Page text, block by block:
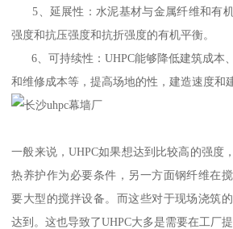
5、延展性：水泥基材与金属纤维和有
强度和抗压强度和抗折强度的有机平衡。
6、可持续性：UHPC能够降低建筑成本
和维修成本等，提高场地的性，建造速度和
一般来说，UHPC如果想达到比较高的强度
热养护作为必要条件，另一方面钢纤维在
要大型的搅拌设备。而这些对于现场浇筑
达到。这也导致了UHPC大多是需要在工厂